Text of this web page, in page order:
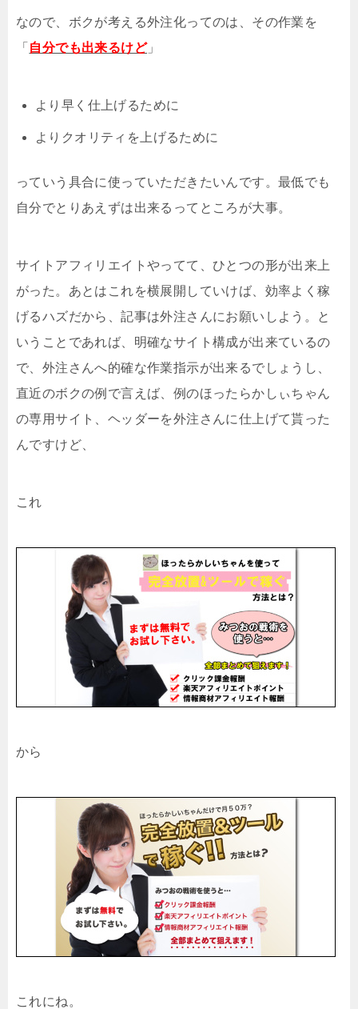
なので、ボクが考える外注化ってのは、その作業を
「 自分でも出来るけど」
より早く仕上げるために
よりクオリティを上げるために
っていう具合に使っていただきたいんです。最低でも
自分でとりあえずは出来るってところが大事。
サイトアフィリエイトやってて、ひとつの形が出来上
がった。あとはこれを横展開していけば、効率よく稼
げるハズだから、記事は外注さんにお願いしよう。と
いうことであれば、明確なサイト構成が出来ているの
で、外注さんへ的確な作業指示が出来るでしょうし、
直近のボクの例で言えば、例のほったらかしぃちゃん
の専用サイト、ヘッダーを外注さんに仕上げて貰った
んですけど、
これ
から
これにね。